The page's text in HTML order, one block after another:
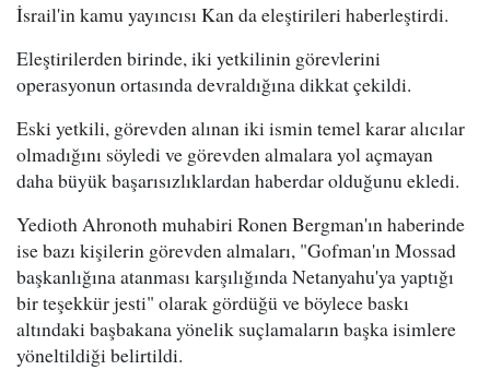
İsrail'in kamu yayıncısı Kan da eleştirileri haberleştirdi.
Eleştirilerden birinde, iki yetkilinin görevlerini
operasyonun ortasında devraldığına dikkat çekildi.
Eski yetkili, görevden alınan iki ismin temel karar alıcılar
olmadığını söyledi ve görevden almalara yol açmayan
daha büyük başarısızlıklardan haberdar olduğunu ekledi.
Yedioth Ahronoth muhabiri Ronen Bergman'ın haberinde
ise bazı kişilerin görevden almaları, "Gofman'ın Mossad
başkanlığına atanması karşılığında Netanyahu'ya yaptığı
bir teşekkür jesti" olarak gördüğü ve böylece baskı
altındaki başbakana yönelik suçlamaların başka isimlere
yöneltildiği belirtildi.